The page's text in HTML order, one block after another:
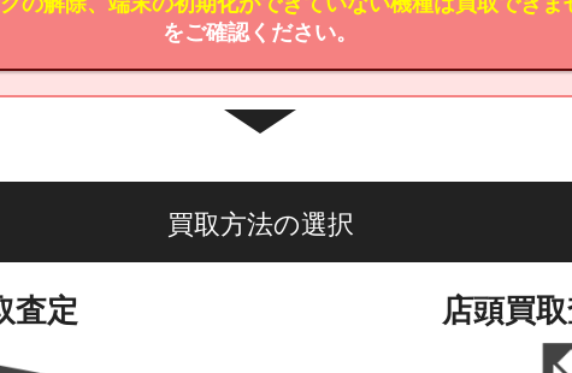
をご確認ください。
買取方法の選択
査定 店頭買